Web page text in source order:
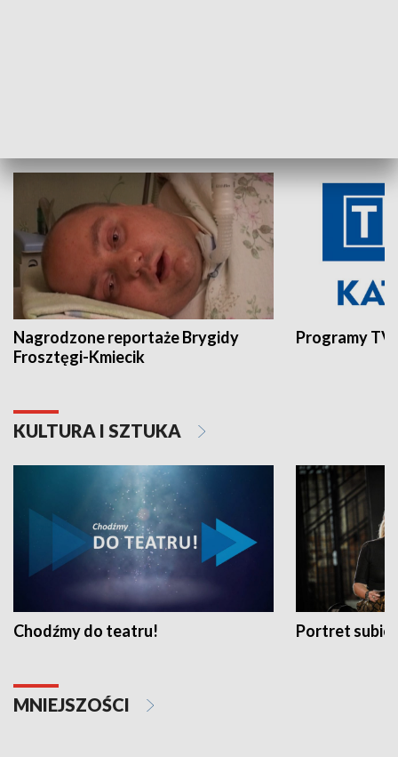
Nagrodzone reportaże Brygidy
Frosztęgi-Kmiecik
Programy
KULTURA I SZTUKA
Chodźmy do teatru! Portret
MNIEJSZOŚCI